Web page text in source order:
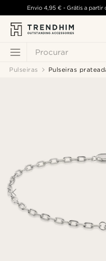
Procurar
Envio 4,95 €- Grátis a partir
Pulseiras Pulseiras